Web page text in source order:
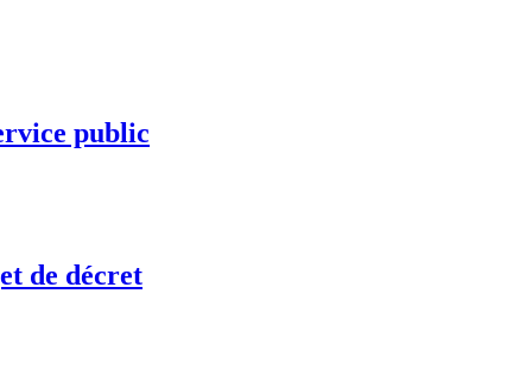
public
de décret